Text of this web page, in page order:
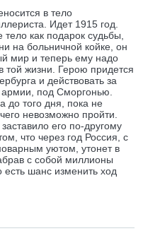
в тело
Идет 1915 год.
как подарок судьбы,
на больничной койке, он
мир и теперь ему надо
той жизни. Герою придется
и действовать за
под Сморгонью.
до того дня, пока не
невозможно пройти.
его по-другому
что через год Россия, с
уютом, утонет в
с собой миллионы
есть шанс изменить ход